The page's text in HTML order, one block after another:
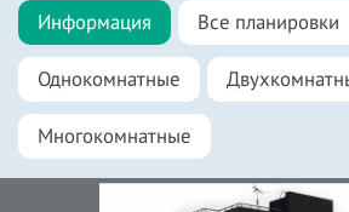
Информация Все планировки
Однокомнатные
Многокомнатные